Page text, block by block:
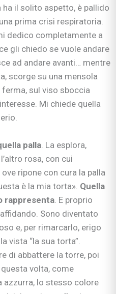
ha il solito aspetto, è pallido
prima crisi respiratoria.
dedico completamente a
gli chiedo se vuole andare
ad andare avanti… mentre
scorge su una mensola
ferma, sul viso sboccia
Mi chiede quella
palla. La esplora,
rosa, con cui
ripone con cura la palla
è la mia torta». Quella
rappresenta. E proprio
Sono diventato
e, per rimarcarlo, erigo
vista “la sua torta”.
di abbattere la torre, poi
volta, come
lo stesso colore